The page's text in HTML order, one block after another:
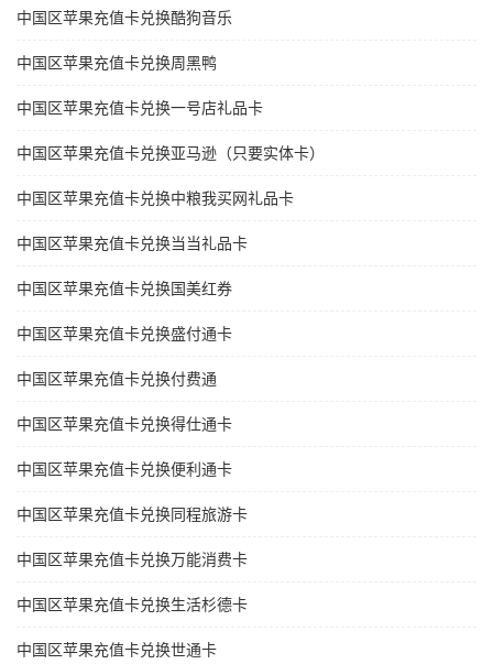
中国区苹果充值卡兑换酷狗音乐
中国区苹果充值卡兑换周黑鸭
中国区苹果充值卡兑换一号店礼品卡
中国区苹果充值卡兑换亚马逊（只要实体卡）
中国区苹果充值卡兑换中粮我买网礼品卡
中国区苹果充值卡兑换当当礼品卡
中国区苹果充值卡兑换国美红券
中国区苹果充值卡兑换盛付通卡
中国区苹果充值卡兑换付费通
中国区苹果充值卡兑换得仕通卡
中国区苹果充值卡兑换便利通卡
中国区苹果充值卡兑换同程旅游卡
中国区苹果充值卡兑换万能消费卡
中国区苹果充值卡兑换生活杉德卡
中国区苹果充值卡兑换世通卡